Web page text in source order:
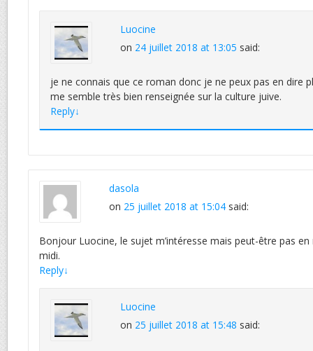
Luocine
on 24 juillet 2018 at 13:05 said:
je ne connais que ce roman donc je ne peux pas en dire
me semble très bien renseignée sur la culture juive.
Reply↓
dasola
on 25 juillet 2018 at 15:04 said:
Bonjour Luocine, le sujet m’intéresse mais peut-être pas
midi.
Reply↓
Luocine
on 25 juillet 2018 at 15:48 said: